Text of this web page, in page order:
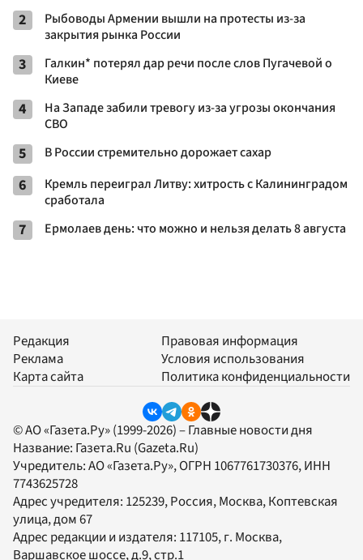
2
Рыбоводы Армении вышли на протесты из-за
закрытия рынка России
3
Галкин* потерял дар речи после слов Пугачевой о
Киеве
4
На Западе забили тревогу из-за угрозы окончания
СВО
5 В России стремительно дорожает сахар
6
Кремль переиграл Литву: хитрость с Калининградом
сработала
7 Ермолаев день: что можно и нельзя делать 8 августа
Редакция
Реклама
Карта сайта
Правовая информация
Условия использования
Политика конфиденциальности
© АО «Газета.Ру» (1999-2026) – Главные новости дня
Название: Газета.Ru (Gazeta.Ru)
Учредитель:АО «Газета.Ру», ОГРН 1067761730376, ИНН
7743625728
Адрес учредителя: 125239, Россия, Москва, Коптевская
улица, дом 67
Адрес редакции и издателя: 117105, г. Москва,
Варшавское шоссе, д.9, стр.1